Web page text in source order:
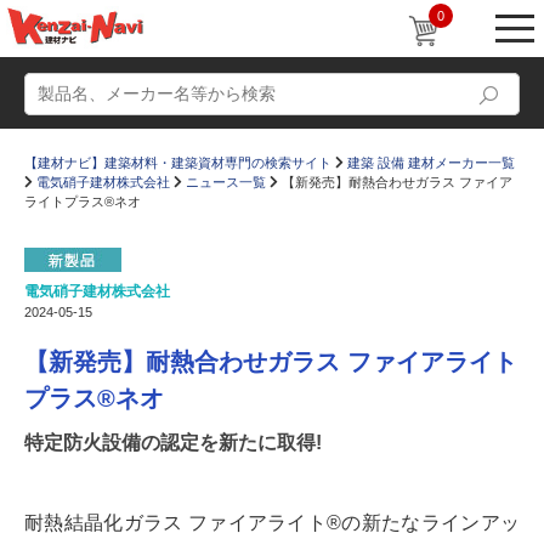
0
動画
かたなび コラム
すまいリング
Q＆A 販売・施工代理店募集
【建材ナビ】建築材料・建築資材専門の検索サイト
建築 設備 建材メーカー一覧
電気硝子建材株式会社
ニュース一覧
【新発売】耐熱合わせガラス ファイア
ライトプラス®ネオ
電気硝子建材株式会社
2024-05-15
【新発売】耐熱合わせガラス ファイアライト
プラス®ネオ
特定防火設備の認定を新たに取得!
耐熱結晶化ガラス ファイアライト®の新たなラインアッ